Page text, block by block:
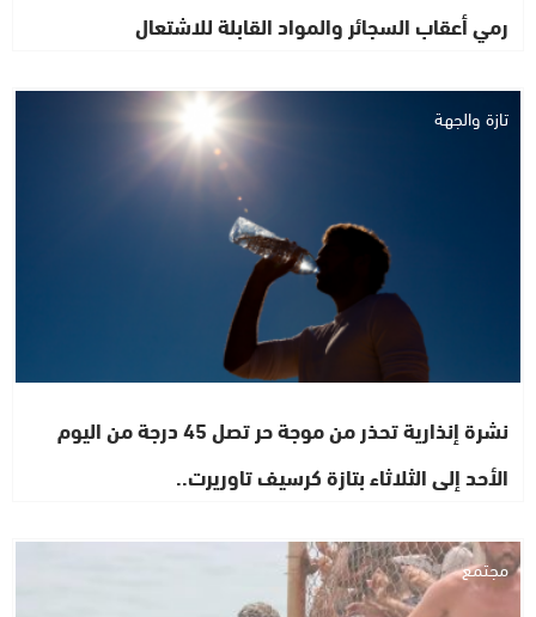
رمي أعقاب السجائر والمواد القابلة للاشتعال
تازة والجهة
نشرة إنذارية تحذر من موجة حر تصل 45 درجة من اليوم
الأحد إلى الثلاثاء بتازة كرسيف تاوريرت..
مجتمع